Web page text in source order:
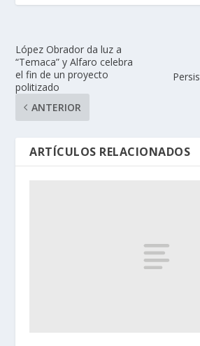
López Obrador da luz a
“Temaca” y Alfaro celebra
el fin de un proyecto
politizado
ANTERIOR
ARTÍCULOS RELACIONADOS